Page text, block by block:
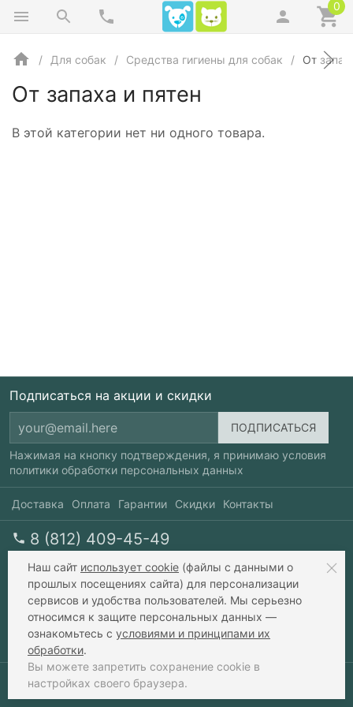
0
Для собак Средства гигиены для собак От
От запаха и пятен
В этой категории нет ни одного товара.
Подписаться на акции и скидки
Нажимая на кнопку подтверждения, я принимаю условия
политики обработки персональных данных
Доставка Оплата Гарантии Скидки Контакты
8 (812) 409-45-49
перезвоните мне
пн-пт 10-20, сб 10-17
info@xavax.ru
© 2010-2026 интернет-зоомагазин Xavax.ru
Наш сайт использует cookie (файлы с данными о
прошлых посещениях сайта) для персонализации
сервисов и удобства пользователей. Мы серьезно
относимся к защите персональных данных —
ознакомьтесь с условиями и принципами их
обработки.
Вы можете запретить сохранение cookie в
настройках своего браузера.